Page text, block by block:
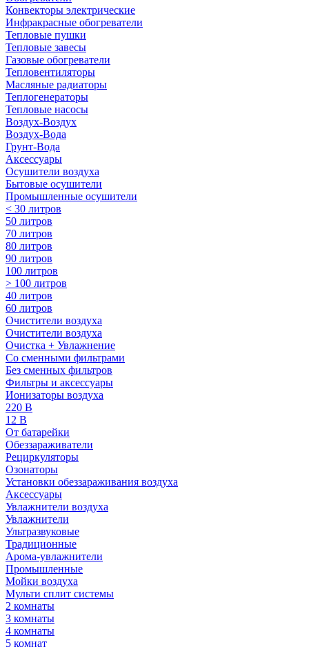
Конвекторы электрические
Инфракрасные обогреватели
Тепловые пушки
Тепловые завесы
Газовые обогреватели
Тепловентиляторы
Масляные радиаторы
Теплогенераторы
Тепловые насосы
Воздух-Воздух
Воздух-Вода
Грунт-Вода
Аксессуары
Осушители воздуха
Бытовые осушители
Промышленные осушители
< 30 литров
50 литров
70 литров
80 литров
90 литров
100 литров
> 100 литров
40 литров
60 литров
Очистители воздуха
Очистители воздуха
Очистка + Увлажнение
Cо сменными фильтрами
Без сменных фильтров
Фильтры и аксессуары
Ионизаторы воздуха
220 В
12 В
От батарейки
Обеззараживатели
Рециркуляторы
Озонаторы
Установки обеззараживания воздуха
Аксессуары
Увлажнители воздуха
Увлажнители
Ультразвуковые
Традиционные
Арома-увлажнители
Промышленные
Мойки воздуха
Мульти сплит системы
2 комнаты
3 комнаты
4 комнаты
5 комнат